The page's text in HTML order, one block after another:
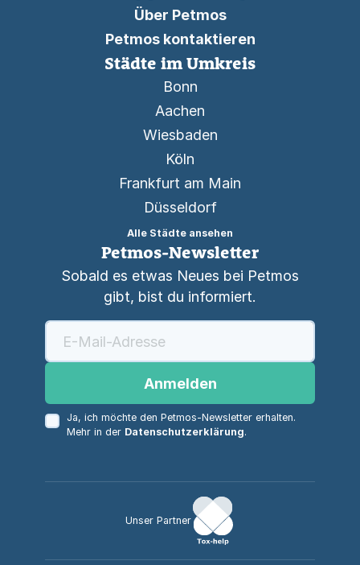
Über Petmos
Petmos kontaktieren
Städte im Umkreis
Bonn
Aachen
Wiesbaden
Köln
Frankfurt am Main
Düsseldorf
Alle Städte ansehen
Petmos-Newsletter
Sobald es etwas Neues bei Petmos
gibt, bist du informiert.
Anmelden
Ja, ich möchte den Petmos-Newsletter erhalten.
Mehr in der Datenschutzerklärung.
Unser Partner